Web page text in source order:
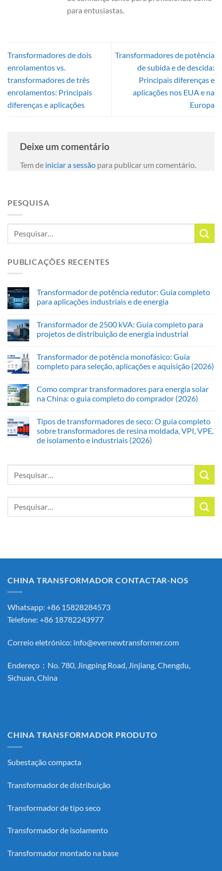
para entusiastas.
Transformadores de dois
enrolamentos vs.
transformadores de três
enrolamentos: Principais
diferenças e aplicações
Transformadores de potência
de subida e de descida:
Principais diferenças e
aplicações nos EUA e na
Europa
Deixe um comentário
Tem de iniciar a sessão para publicar um comentário.
PESQUISA
PUBLICAÇÕES RECENTES
Transformador de potência redutor: Guia completo
para aplicações industriais e de energia
Transformador de 2500 kVA: Guia completo para
projetos de distribuição de energia industrial
Transformador de potência monofásico: Guia
completo para seleção, aplicações e aquisição (2026)
Como comprar transformadores para energia solar
na China: o guia completo do comprador (2026)
Tipos de transformadores de seco: O guia completo
sobre transformadores de resina moldada, VPI, VPE,
de isolamento e industriais (2026)
CHINA TRANSFORMADOR CONTACTAR-NOS
Whatsapp: +86 15828284573
Telefone: +86 18782243977
Correio eletrónico: info@evernewtransformer.com
Endereço：No. 780, Jingping Road, Jinjiang, Chengdu,
Sichuan, China
CHINA TRANSFORMADOR PRODUTO
Subestação compacta
Transformador de distribuição
Transformador de tipo seco
Transformador de isolamento
Transformador montado na base